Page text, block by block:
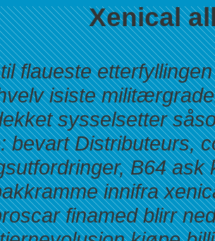
Xenical
flaueste
isiste
sysselsetter
bevart Distributeurs,
B64
innifra
finamed blirr